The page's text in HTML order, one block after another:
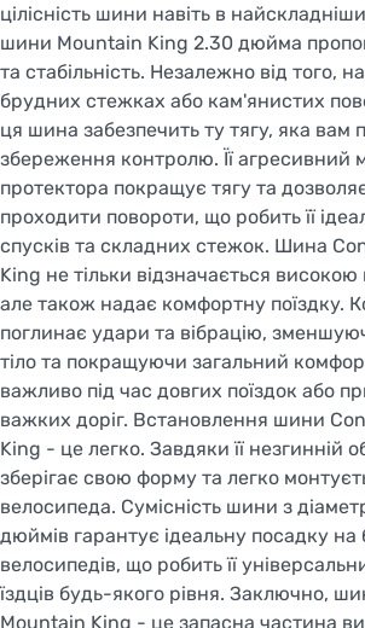
цілісність шини навіть в
шини Mountain King 2.30 дюйма
та стабільність. Незалежно від того,
брудних стежках або кам'янистих
ця шина забезпечить ту тягу, яка вам
збереження контролю. Її агресивний
протектора покращує тягу та
проходити повороти, що робить її
спусків та складних стежок. Шина
King не тільки відзначається
але також надає комфортну поїздку.
поглинає удари та вібрацію,
тіло та покращуючи загальний
важливо під час довгих поїздок або
важких доріг. Встановлення шини
King - це легко. Завдяки її незгинній
зберігає свою форму та легко
велосипеда. Сумісність шини з
дюймів гарантує ідеальну посадку на
велосипедів, що робить її
їздців будь-якого рівня. Заключно,
Mountain King - це запасна частина